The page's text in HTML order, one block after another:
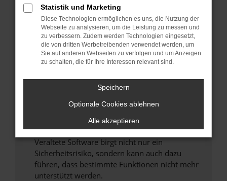
Manche Erweiterungen, wie Werbeblocker,
können das Laden bestimmter Seiten
verhindern. Funktioniert die Seite in einem
anderen Browser oder in einem privaten
Fenster?
Das kann manchmal helfen, vorübergehende
Probleme zu beheben.
Stelle sicher, dass dein Browser und dein
Betriebssystem auf dem neuesten Stand
sind.
Veraltete Software birgt nicht nur ein
Sicherheitsrisiko, sondern kann auch dazu
führen, dass bestimmte Funktionen nicht mehr
unterstützt werden.
Statistik und Marketing
Diese Technologien ermöglichen es uns, die Nutzung der
Webseite zu analysieren, um die Leistung zu messen und
zu verbessern. Zudem werden Technologien eingesetzt,
die von dritten Werbetreibenden verwendet werden, um
Sie auf anderen Webseiten zu verfolgen und um Anzeigen
zu schalten, die für Ihre Interessen relevant sind.
Speichern
Optionale Cookies ablehnen
Alle akzeptieren